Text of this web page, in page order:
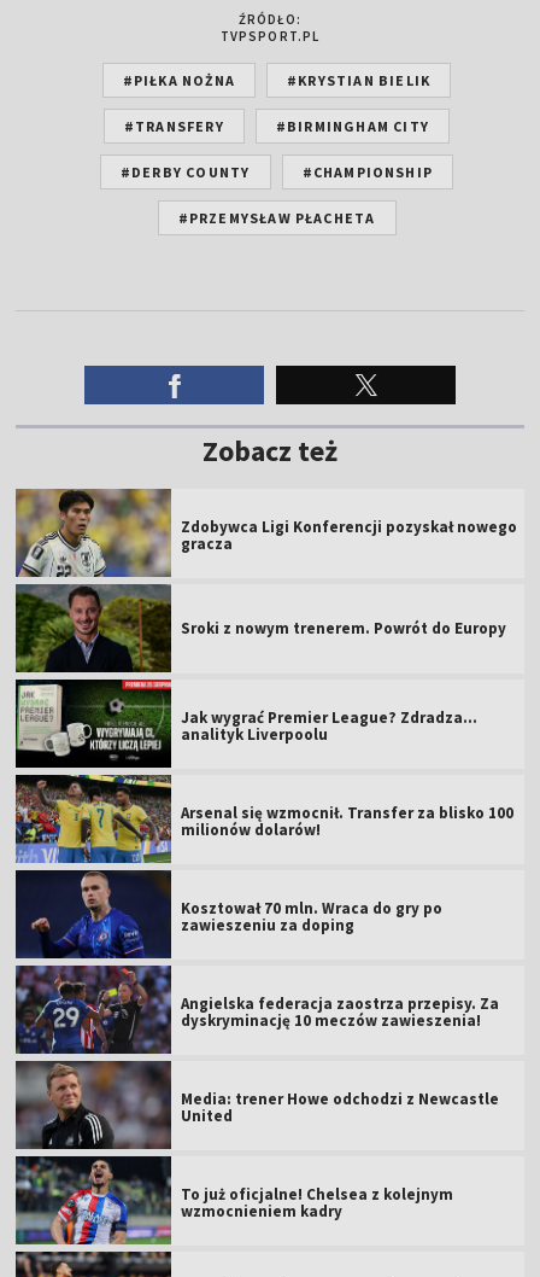
ŹRÓDŁO:
TVPSPORT.PL
#PIŁKA NOŻNA #KRYSTIAN BIELIK
#TRANSFERY #BIRMINGHAM CITY
#DERBY COUNTY #CHAMPIONSHIP
#PRZEMYSŁAW PŁACHETA
Zobacz też
Zdobywca Ligi Konferencji pozyskał nowego
gracza
Sroki z nowym trenerem. Powrót do Europy
Jak wygrać Premier League? Zdradza...
analityk Liverpoolu
Arsenal się wzmocnił. Transfer za blisko 100
milionów dolarów!
Kosztował 70 mln. Wraca do gry po
zawieszeniu za doping
Angielska federacja zaostrza przepisy. Za
dyskryminację 10 meczów zawieszenia!
Media: trener Howe odchodzi z Newcastle
United
To już oficjalne! Chelsea z kolejnym
wzmocnieniem kadry